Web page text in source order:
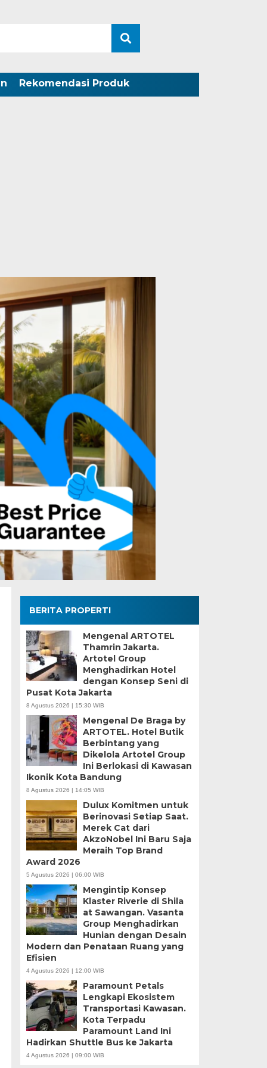
Rekomendasi Produk
BERITA PROPERTI
Mengenal ARTOTEL
Thamrin Jakarta.
Artotel Group
Menghadirkan Hotel
dengan Konsep Seni di
Pusat Kota Jakarta
8 Agustus 2026 | 15:30 WIB
Mengenal De Braga by
ARTOTEL. Hotel Butik
Berbintang yang
Dikelola Artotel Group
Ini Berlokasi di Kawasan
Ikonik Kota Bandung
8 Agustus 2026 | 14:05 WIB
Dulux Komitmen untuk
Berinovasi Setiap Saat.
Merek Cat dari
AkzoNobel Ini Baru Saja
Meraih Top Brand
Award 2026
5 Agustus 2026 | 06:00 WIB
Mengintip Konsep
Klaster Riverie di Shila
at Sawangan. Vasanta
Group Menghadirkan
Hunian dengan Desain
Modern dan Penataan Ruang yang
Efisien
4 Agustus 2026 | 12:00 WIB
Paramount Petals
Lengkapi Ekosistem
Transportasi Kawasan.
Kota Terpadu
Paramount Land Ini
Hadirkan Shuttle Bus ke Jakarta
4 Agustus 2026 | 09:00 WIB